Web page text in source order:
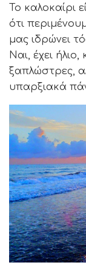
Το καλοκαίρι
ότι
μας ιδρώνει
Ναι, έχει
ξαπλώστρες,
υπαρξιακά